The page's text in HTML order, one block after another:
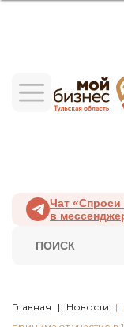
Чат «Спроси
в
Главная Новости